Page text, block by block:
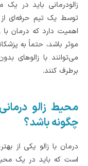
زالودرمانی باید در
توسط یک تیم حرفه‌ای
اهمیت دارد که درمان با
موثر باشد، حتماً به
می‌توانند با زالوهای
برطرف کنند.
محیط زالو
چگونه باشد؟
درمان با زالو یکی از
است که باید در یک